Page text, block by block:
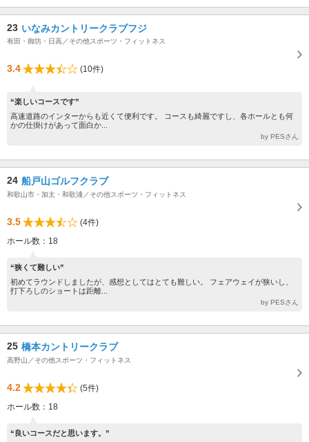
23 いなみカントリークラブフジ
有田・御坊・日高／その他スポーツ・フィットネス
3.4 (10件)
“楽しいコースです”
高速道路のインターからも近くて便利です。 コースも綺麗ですし、各ホールとも何
かの仕掛けがあって面白か...
by PESさん
24 船戸山ゴルフクラブ
和歌山市・加太・和歌浦／その他スポーツ・フィットネス
3.5
(4件)
ホール数：18
“狭くて難しい”
初めてラウンドしましたが、感想としてはとても難しい。 フェアウェイが狭いし、
打下ろしのショートは距離...
by PESさん
25 橋本カントリークラブ
高野山／その他スポーツ・フィットネス
4.2
(5件)
ホール数：18
“良いコースだと思います。”